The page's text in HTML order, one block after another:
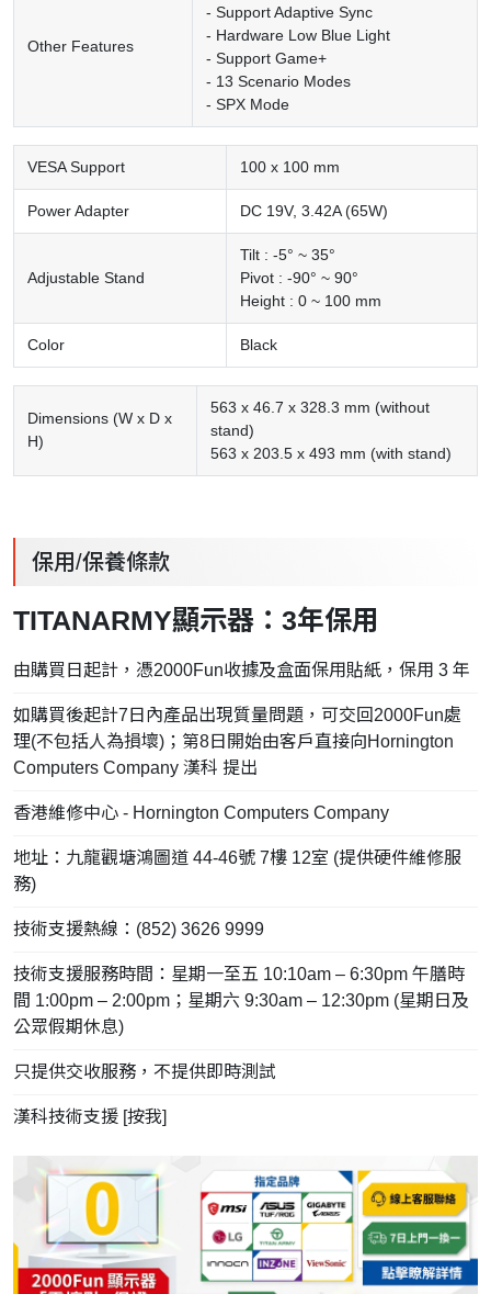
Other Features
- Support Adaptive Sync
- Hardware Low Blue Light
- Support Game+
- 13 Scenario Modes
- SPX Mode
VESA Support 100 x 100 mm
Power Adapter DC 19V, 3.42A (65W)
Adjustable Stand
Tilt : -5° ~ 35°
Pivot : -90° ~ 90°
Height : 0 ~ 100 mm
Color Black
Dimensions (W x D x
H)
563 x 46.7 x 328.3 mm (without
stand)
563 x 203.5 x 493 mm (with stand)
保用/保養條款
TITANARMY顯示器：3年保用
由購買日起計，憑2000Fun收據及盒面保用貼紙，保用 3 年
如購買後起計7日內產品出現質量問題，可交回2000Fun處
理(不包括人為損壞)；第8日開始由客戶直接向Hornington
Computers Company 漢科 提出
香港維修中心 - Hornington Computers Company
地址：九龍觀塘鴻圖道 44-46號 7樓 12室 (提供硬件維修服
務)
技術支援熱線：(852) 3626 9999
技術支援服務時間：星期一至五 10:10am – 6:30pm 午膳時
間 1:00pm – 2:00pm；星期六 9:30am – 12:30pm (星期日及
公眾假期休息)
只提供交收服務，不提供即時測試
漢科技術支援 [按我]